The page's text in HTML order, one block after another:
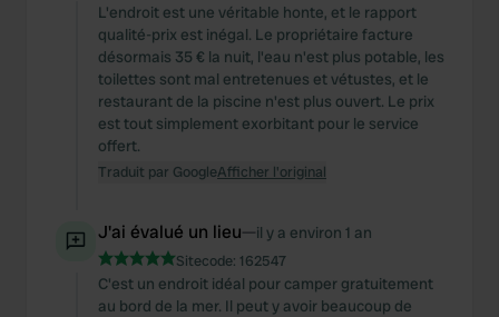
L'endroit est une véritable honte, et le rapport
qualité-prix est inégal. Le propriétaire facture
désormais 35 € la nuit, l'eau n'est plus potable, les
toilettes sont mal entretenues et vétustes, et le
restaurant de la piscine n'est plus ouvert. Le prix
est tout simplement exorbitant pour le service
offert.
Traduit par GoogleAfficher l'original
J'ai évalué un lieu—il y a environ 1 an
Sitecode: 162547
C'est un endroit idéal pour camper gratuitement
au bord de la mer. Il peut y avoir beaucoup de